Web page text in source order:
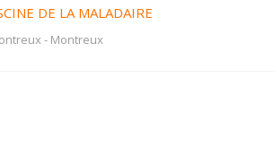
DE LA MALADAIRE
- Montreux